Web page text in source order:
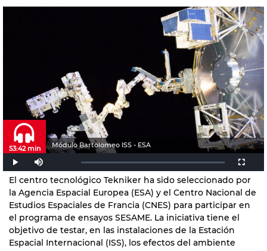
Módulo Bartolomeo ISS - ESA
53:42 min
El centro tecnológico Tekniker ha sido seleccionado por
la Agencia Espacial Europea (ESA) y el Centro Nacional de
Estudios Espaciales de Francia (CNES) para participar en
el programa de ensayos SESAME. La iniciativa tiene el
objetivo de testar, en las instalaciones de la Estación
Espacial Internacional (ISS), los efectos del ambiente